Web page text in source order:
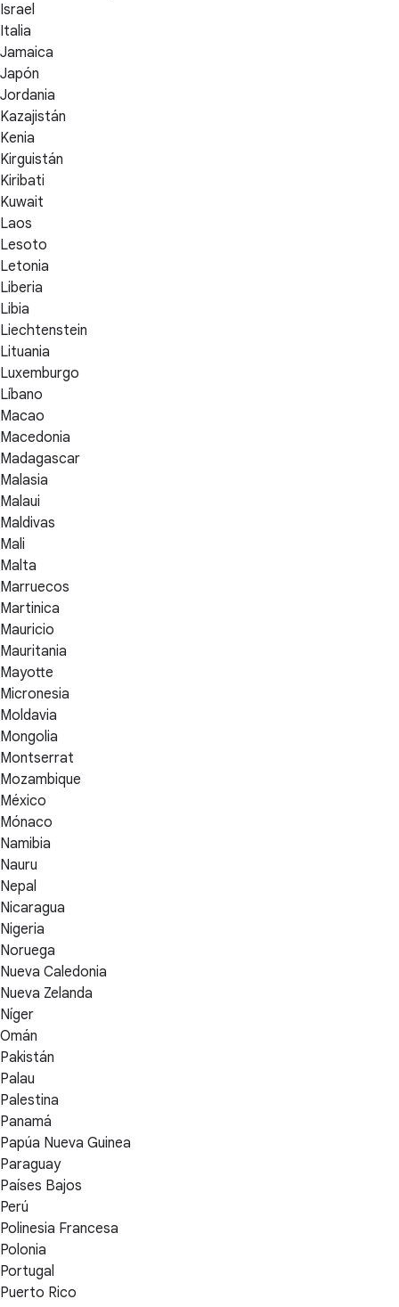
Israel
Italia
Jamaica
Japón
Jordania
Kazajistán
Kenia
Kirguistán
Kiribati
Kuwait
Laos
Lesoto
Letonia
Liberia
Libia
Liechtenstein
Lituania
Luxemburgo
Líbano
Macao
Macedonia
Madagascar
Malasia
Malaui
Maldivas
Mali
Malta
Marruecos
Martinica
Mauricio
Mauritania
Mayotte
Micronesia
Moldavia
Mongolia
Montserrat
Mozambique
México
Mónaco
Namibia
Nauru
Nepal
Nicaragua
Nigeria
Noruega
Nueva Caledonia
Nueva Zelanda
Níger
Omán
Pakistán
Palau
Palestina
Panamá
Papúa Nueva Guinea
Paraguay
Países Bajos
Perú
Polinesia Francesa
Polonia
Portugal
Puerto Rico